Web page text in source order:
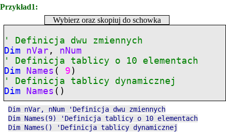
Przykład1:
Wybierz oraz skopiuj do schowka
' Definicja dwu zmiennych
Dim
nVar , nNum
' Definicja tablicy o 10 elementach
Dim
Names ( 9 )
' Definicja tablicy dynamicznej
Dim
Names ()
Dim nVar, nNum 'Definicja dwu zmiennych
Dim Names(9) 'Definicja tablicy o 10 elementach
Dim Names() 'Definicja tablicy dynamicznej